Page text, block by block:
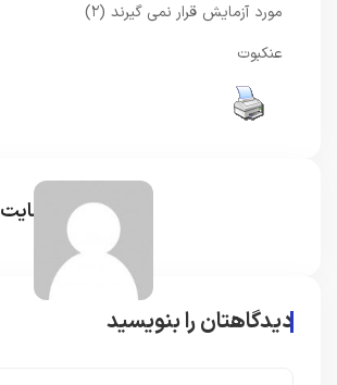
مورد آزمايش قرار نمى‏ گيرند (۲)
عنکبوت
مدیر سایت
دیدگاهتان را بنویسید